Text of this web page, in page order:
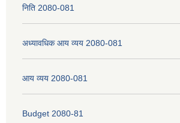
निति 2080-081
अध्यावधिक आय व्यय 2080-081
आय व्यय 2080-081
Budget 2080-81